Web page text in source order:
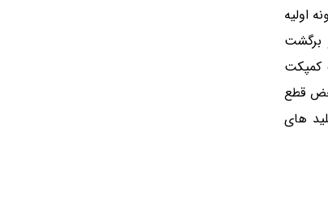
اولیه
برگشت
کمپکت
قطع
های